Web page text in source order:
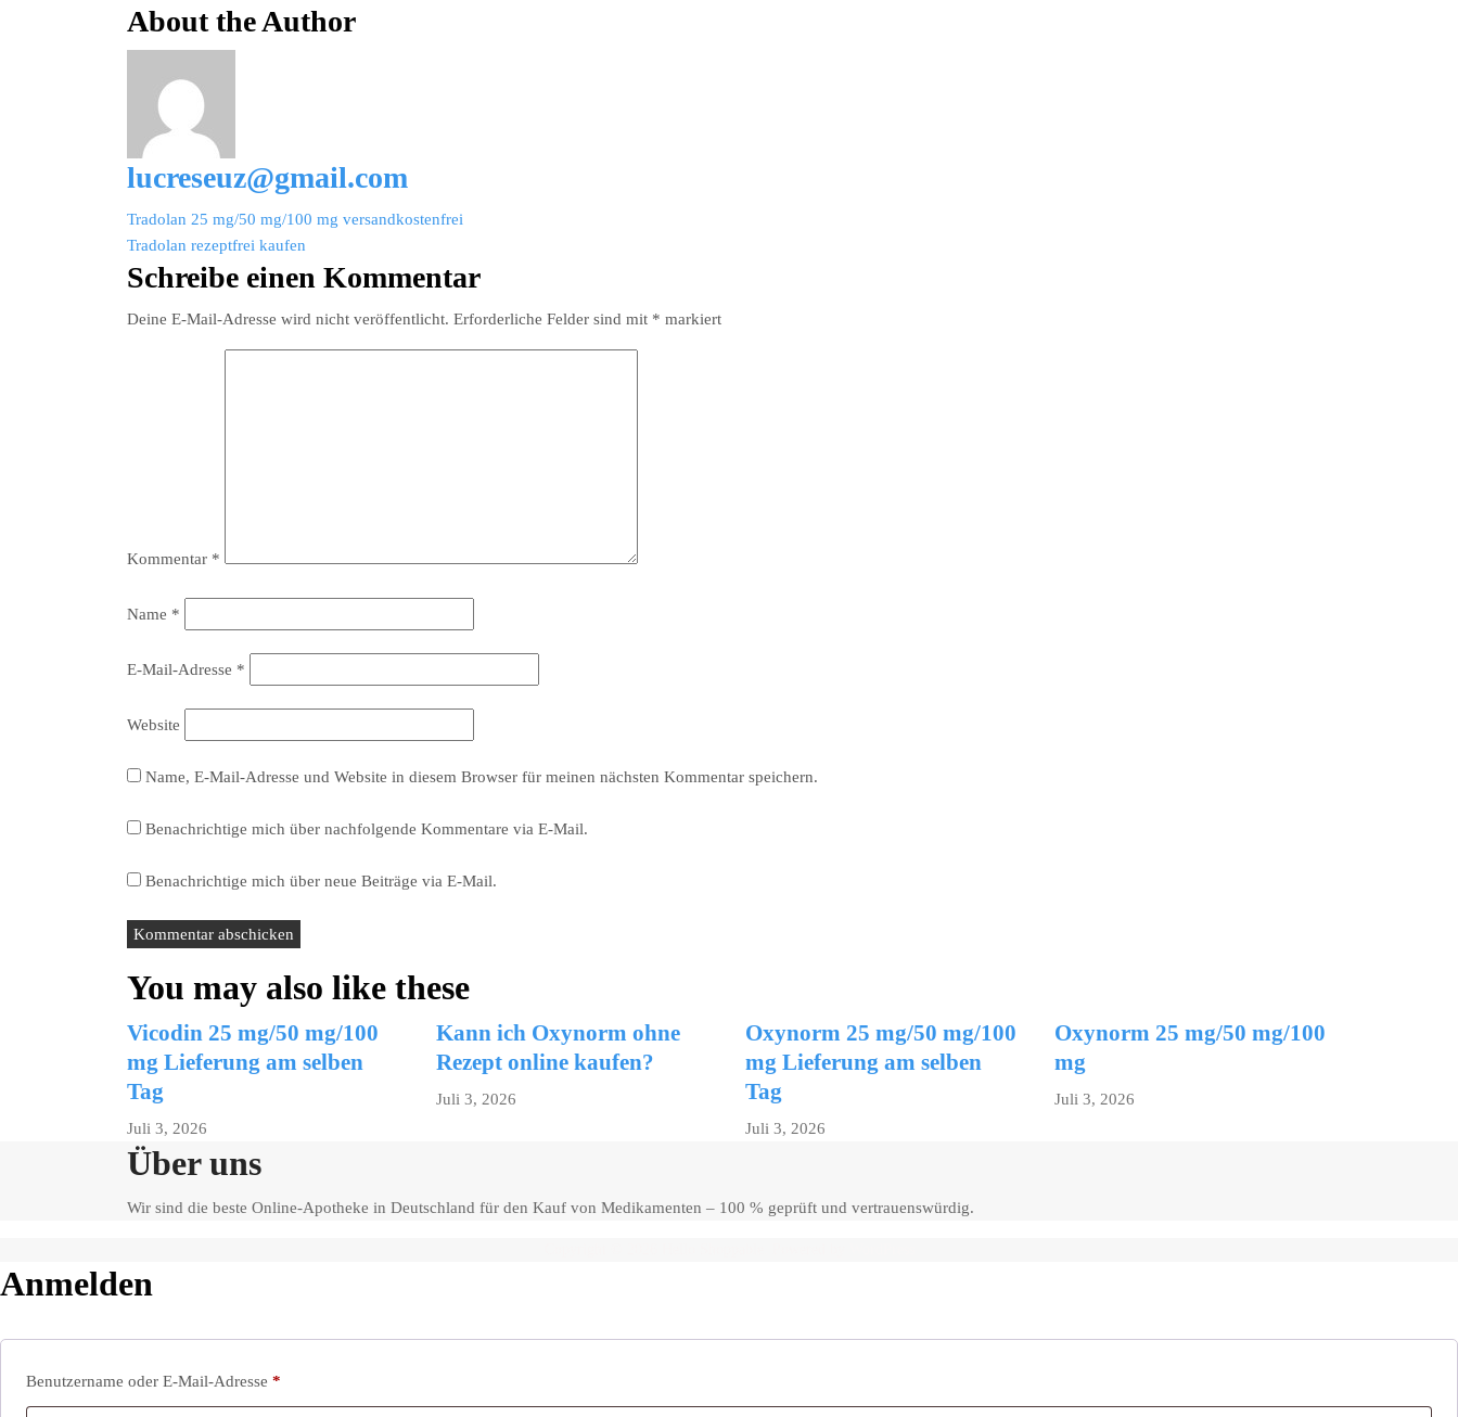
About the Author
lucreseuz@gmail.com
Beitragsnavigation
Tradolan 25 mg/50 mg/100 mg versandkostenfrei
Tradolan rezeptfrei kaufen
Schreibe einen Kommentar
Deine E-Mail-Adresse wird nicht veröffentlicht. Erforderliche Felder sind mit * markiert
Kommentar *
Name *
E-Mail-Adresse *
Website
Name, E-Mail-Adresse und Website in diesem Browser für meinen nächsten Kommentar speichern.
Benachrichtige mich über nachfolgende Kommentare via E-Mail.
Benachrichtige mich über neue Beiträge via E-Mail.
You may also like these
Vicodin 25 mg/50 mg/100
mg Lieferung am selben
Tag
Juli 3, 2026
Kann ich Oxynorm ohne
Rezept online kaufen?
Juli 3, 2026
Oxynorm 25 mg/50 mg/100
mg Lieferung am selben
Tag
Juli 3, 2026
Oxynorm 25 mg/50 mg/100
mg
Juli 3, 2026
Über uns
Wir sind die beste Online-Apotheke in Deutschland für den Kauf von Medikamenten – 100 % geprüft und vertrauenswürdig.
Anmelden
Benutzername oder E-Mail-Adresse *